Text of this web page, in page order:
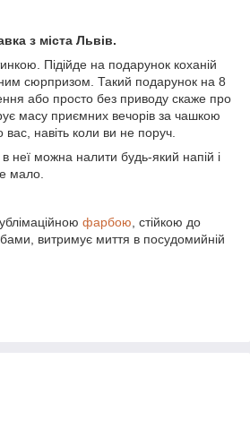
з міста Львів.
Підійде на подарунок коханій
сюрпризом. Такий подарунок на 8
або просто без приводу скаже про
масу приємних вечорів за чашкою
навіть коли ви не поруч.
неї можна налити будь-який напій і
мало.
фарбою , стійкою до
витримує миття в посудомийній